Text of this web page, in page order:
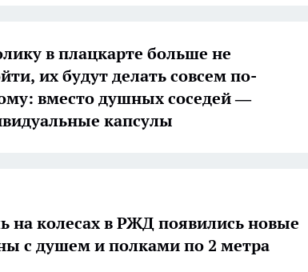
в плацкарте больше не
их будут делать совсем по-
вместо душных соседей —
капсулы
на колесах в РЖД появились новые
с душем и полками по 2 метра